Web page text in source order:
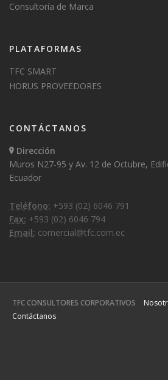
Consultoría de Marca
PLATAFORMAS
TFC SMART
HORUS PROVEEDORES
CONTÁCTANOS
Dirección
Muros N27-95 y Av. 12 de Octubre,
Ecuador
Teléfono: +593 (02) 6046 791
Fax: +593 (02) 6046 794
Email: comercial@tfc.com.ec
TFC CONSULTORES CORPORATIVOS
Contáctanos